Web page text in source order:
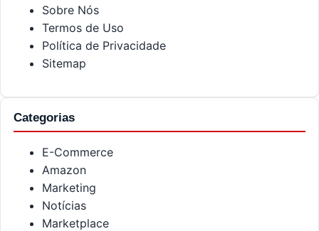
Sobre Nós
Termos de Uso
Política de Privacidade
Sitemap
Categorias
E-Commerce
Amazon
Marketing
Notícias
Marketplace